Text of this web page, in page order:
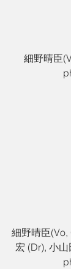
細野晴臣(Vo,
宏 (Dr), 小